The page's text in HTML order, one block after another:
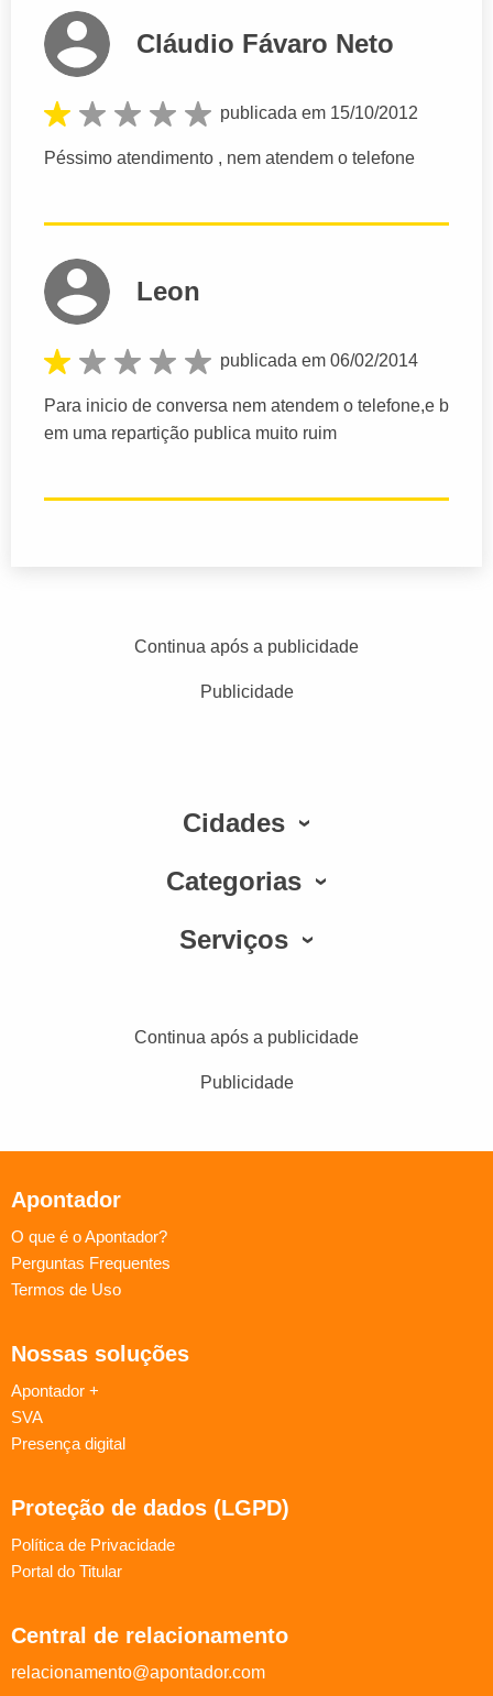
Cláudio Fávaro Neto
publicada em 15/10/2012
Péssimo atendimento , nem atendem o telefone
Leon
publicada em 06/02/2014
Para inicio de conversa nem atendem o telefone,e b
em uma repartição publica muito ruim
Continua após a publicidade
Publicidade
Cidades
Categorias
Serviços
Continua após a publicidade
Publicidade
Apontador
O que é o Apontador?
Perguntas Frequentes
Termos de Uso
Nossas soluções
Apontador +
SVA
Presença digital
Proteção de dados (LGPD)
Política de Privacidade
Portal do Titular
Central de relacionamento
relacionamento@apontador.com